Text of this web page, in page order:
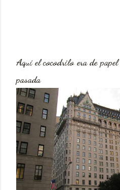
Aquí el cocodrilo era de
pasada